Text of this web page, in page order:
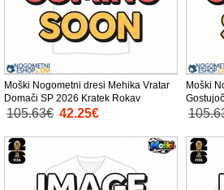
Moški Nogometni dresi Mehika Vratar
Domači SP 2026 Kratek Rokav
105.63€ 42.25€
Moški